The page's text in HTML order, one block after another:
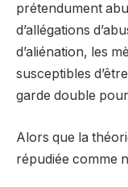
prétendument
d’allégations
d’aliénation, les
susceptibles
garde double
Alors que la
répudiée comme